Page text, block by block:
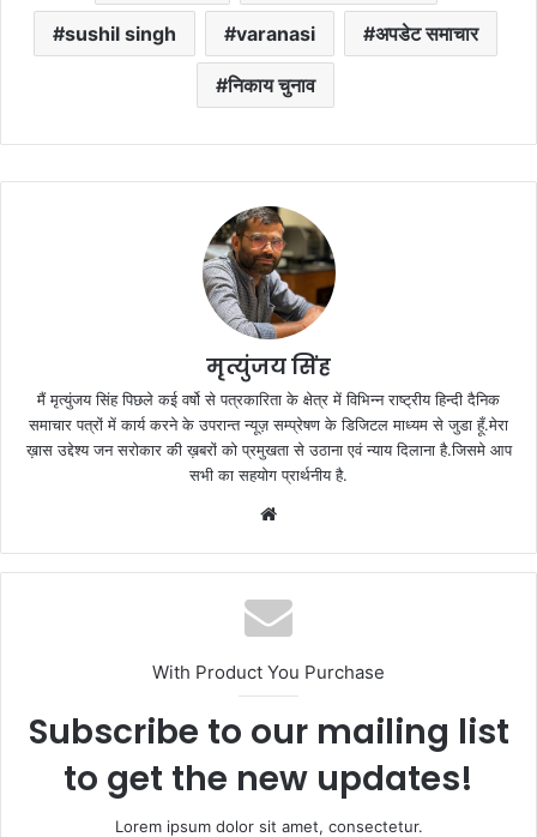
sushil singh varanasi अपडेट समाचार
निकाय चुनाव
मृत्युंजय सिंह
मैं मृत्युंजय सिंह पिछले कई वर्षो से पत्रकारिता के क्षेत्र में विभिन्न राष्ट्रीय हिन्दी दैनिक
समाचार पत्रों में कार्य करने के उपरान्त न्यूज़ सम्प्रेषण के डिजिटल माध्यम से जुडा हूँ.मेरा
ख़ास उद्देश्य जन सरोकार की ख़बरों को प्रमुखता से उठाना एवं न्याय दिलाना है.जिसमे आप
सभी का सहयोग प्रार्थनीय है.
With Product You Purchase
Subscribe to our mailing list
to get the new updates!
Lorem ipsum dolor sit amet, consectetur.